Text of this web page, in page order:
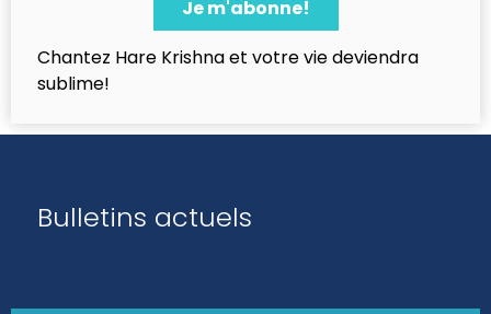
Chantez Hare Krishna et votre vie deviendra
sublime!
Bulletins actuels